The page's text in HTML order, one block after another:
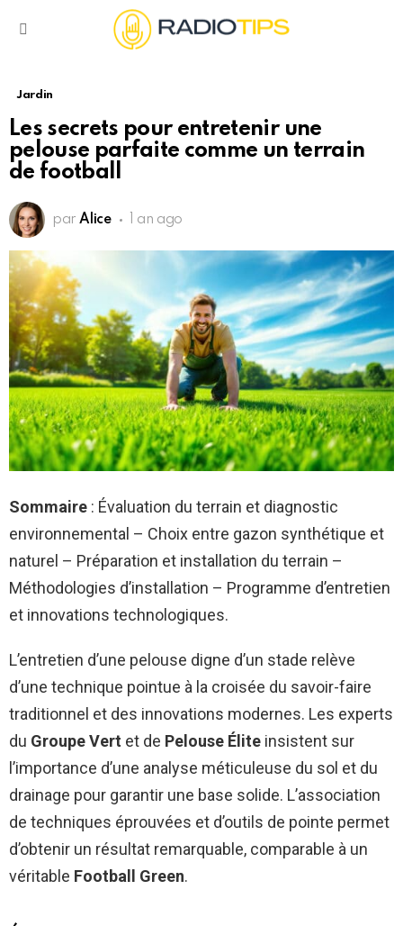
Jardin
Les secrets pour entretenir une
pelouse parfaite comme un terrain
de football
par Alice 1 an ago
Sommaire : Évaluation du terrain et diagnostic
environnemental – Choix entre gazon synthétique et
naturel – Préparation et installation du terrain –
Méthodologies d’installation – Programme d’entretien
et innovations technologiques.
L’entretien d’une pelouse digne d’un stade relève
d’une technique pointue à la croisée du savoir-faire
traditionnel et des innovations modernes. Les experts
du Groupe Vert et de Pelouse Élite insistent sur
l’importance d’une analyse méticuleuse du sol et du
drainage pour garantir une base solide. L’association
de techniques éprouvées et d’outils de pointe permet
d’obtenir un résultat remarquable, comparable à un
véritable Football Green.